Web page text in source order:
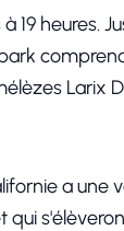
19 heures.
Larix
a une
qui